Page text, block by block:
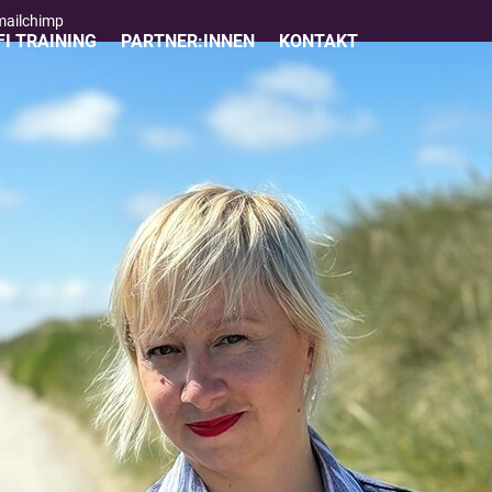
TRAINING PARTNER:INNEN KONTAKT